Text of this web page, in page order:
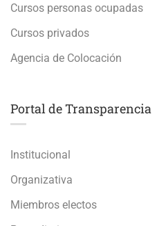
Cursos personas ocupadas
Cursos privados
Agencia de Colocación
Portal de Transparencia
Institucional
Organizativa
Miembros electos